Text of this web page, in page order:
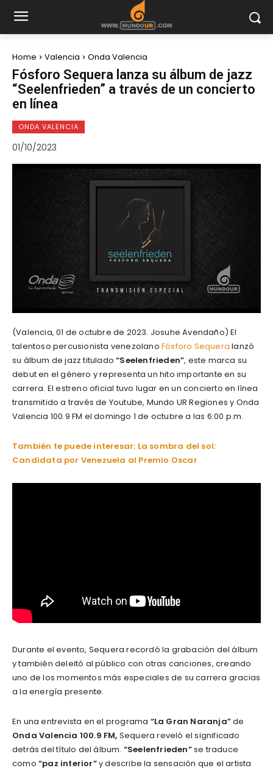
Home Valencia Onda Valencia
Fósforo Sequera lanza su álbum de jazz
“Seelenfrieden” a través de un concierto
en línea
ONDA VALENCIA
01/10/2023
(Valencia, 01 de octubre de 2023. Josuhe Avendaño) El
talentoso percusionista venezolano Fósforo Sequera lanzó
su álbum de jazz titulado“Seelenfrieden”, este marca su
debut en el género y representa un hito importante en su
carrera. El estreno oficial tuvo lugar en un concierto en línea
transmitido a través de Youtube, Mundo UR Regiones y Onda
Valencia 100.9 FM el domingo 1 de octubre a las 6:00 p.m.
También te puede interesar: La sombra del sol:
Candidata por Venezuela al Premio Oscar
Durante el evento, Sequera recordó la grabación del álbum
y también deleitó al público con otras canciones, creando
uno de los momentos más especiales de su carrera gracias
a la energía presente.
En una entrevista en el programa “La Gran Naranja”de
Onda Valencia 100.9 FM, Sequera reveló el significado
detrás del título del álbum. “Seelenfrieden”se traduce
como “paz interior”y describe la sensación que el artista